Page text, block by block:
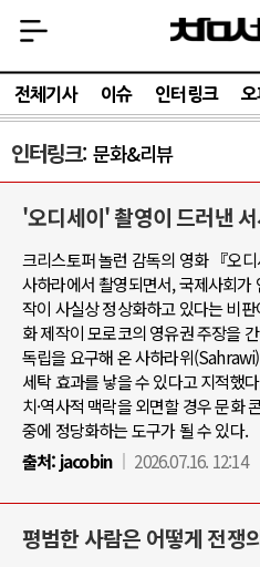
전체기사 이슈 인터링크 오
인터링크 문화&리뷰
'오디세이' 촬영이 드러낸
크리스토퍼 놀런 감독의 영화 『오
사하라에서 촬영되면서, 국제사회
작이 사실상 정상화하고 있다는 비
화 제작이 모로코의 영유권 주장을
독립을 요구해 온 사하라위
세탁 효과를 낳을 수 있다고 지적했
치·역사적 맥락을 외면할 경우 문화
중에 정당화하는 도구가 될 수 있다.
출처: jacobin 2026.07.16. 12:14
평범한 사람은 어떻게 전쟁